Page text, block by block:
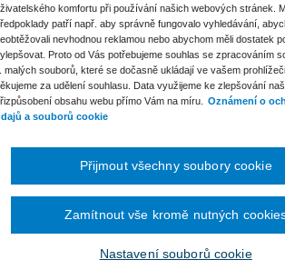
publikace monografie
vydání 1/2023
brožovaná
stran 304
978-80-7676-503-0
Civilní právo a nové technologie
Předně se zabývá vztahem nových
práva a rovněž zkoumá procesní
komfortu při používání našich webových stránek.
patří např. aby správně fungovalo vyhledávání,
nevhodnou reklamou nebo abychom měli dostatek
Proto od Vás potřebujeme souhlas se zpracováním
malých souborů, které se dočasně ukládají ve vašem
za udělení souhlasu. Data využijeme ke zlepšování
obsahu webu přímo Vám na míru.
Oznámení o
a souborů cookie
Nastavení souborů cookie
Zamítnout vše kromě nutných
Přijmout všechny soubory cookie